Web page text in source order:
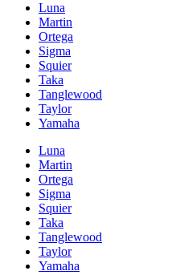
Luna
Martin
Ortega
Sigma
Squier
Taka
Tanglewood
Taylor
Yamaha
Luna
Martin
Ortega
Sigma
Squier
Taka
Tanglewood
Taylor
Yamaha